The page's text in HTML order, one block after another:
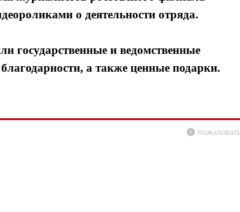
о деятельности отряда.
государственные и ведомственные
а также ценные подарки.